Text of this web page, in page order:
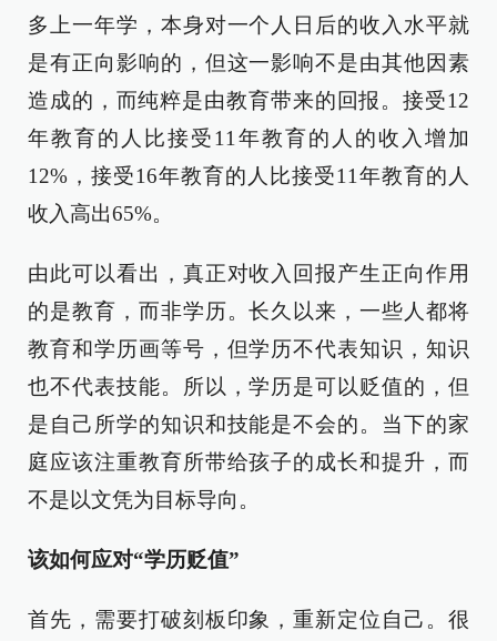
多上一年学，本身对一个人日后的收入水平就
是有正向影响的，但这一影响不是由其他因素
造成的，而纯粹是由教育带来的回报。接受12
年教育的人比接受11年教育的人的收入增加
12%，接受16年教育的人比接受11年教育的人
收入高出65%。
由此可以看出，真正对收入回报产生正向作用
的是教育，而非学历。长久以来，一些人都将
教育和学历画等号，但学历不代表知识，知识
也不代表技能。所以，学历是可以贬值的，但
是自己所学的知识和技能是不会的。当下的家
庭应该注重教育所带给孩子的成长和提升，而
不是以文凭为目标导向。
该如何应对“学历贬值”
首先，需要打破刻板印象，重新定位自己。很